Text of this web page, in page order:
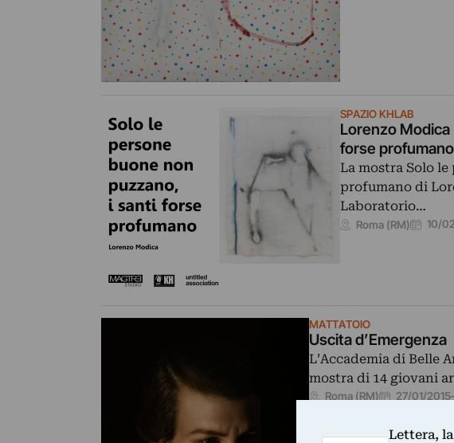
SPAZIO KHLAB
Lorenzo
forse profumano
La mostra Solo
profumano di
Laboratorio…
Roma (RM) 10/
MATTATOIO
Uscita d’Emergenza
L’Accademia di Belle
mostra di 14 giovani
Roma (RM) 27/01/2015
Lettera,